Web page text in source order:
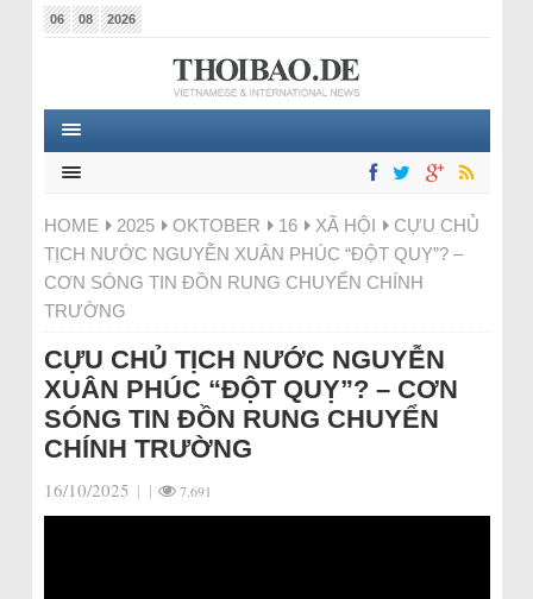
06 08 2026
HOME 2025 OKTOBER 16 XÃ HỘI
CỰU CHỦ
TỊCH NƯỚC NGUYỄN XUÂN PHÚC “ĐỘT QUỴ”? –
CƠN SÓNG TIN ĐỒN RUNG CHUYỂN CHÍNH
TRƯỜNG
CỰU CHỦ TỊCH NƯỚC NGUYỄN
XUÂN PHÚC “ĐỘT QUỴ”? – CƠN
SÓNG TIN ĐỒN RUNG CHUYỂN
CHÍNH TRƯỜNG
16/10/2025 | | 7.691